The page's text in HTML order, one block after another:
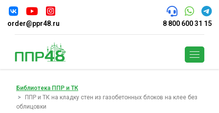
order@ppr48.ru 8 800 600 31 15
Библиотека ППР и ТК
ППР и ТК на кладку стен из газобетонных блоков на клее без
облицовки